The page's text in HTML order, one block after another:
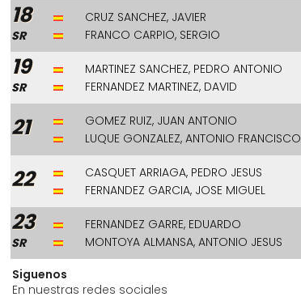
18
SR
CRUZ SANCHEZ, JAVIER
FRANCO CARPIO, SERGIO
19
SR
MARTINEZ SANCHEZ, PEDRO ANTONIO
FERNANDEZ MARTINEZ, DAVID
21
GOMEZ RUIZ, JUAN ANTONIO
LUQUE GONZALEZ, ANTONIO FRANCISCO
22
CASQUET ARRIAGA, PEDRO JESUS
FERNANDEZ GARCIA, JOSE MIGUEL
23
SR
FERNANDEZ GARRE, EDUARDO
MONTOYA ALMANSA, ANTONIO JESUS
Siguenos
En nuestras redes sociales